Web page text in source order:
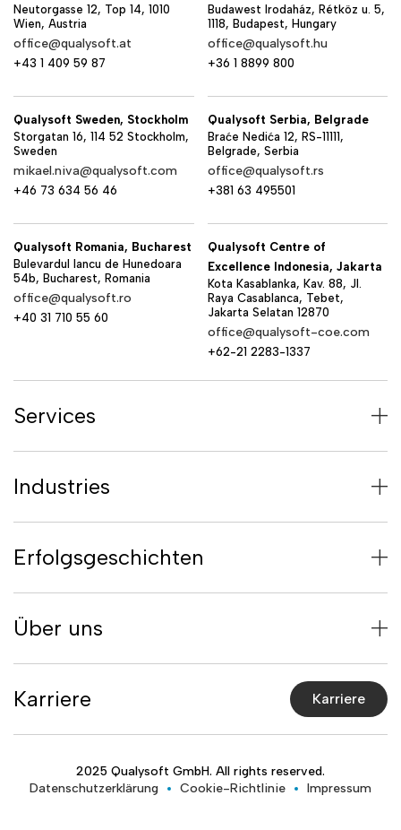
Neutorgasse 12, Top 14, 1010
Wien, Austria
office@qualysoft.at
+43 1 409 59 87
Budawest Irodaház, Rétköz u. 5,
1118, Budapest, Hungary
office@qualysoft.hu
+36 1 8899 800
Qualysoft Sweden, Stockholm
Storgatan 16, 114 52 Stockholm,
Sweden
mikael.niva@qualysoft.com
+46 73 634 56 46
Qualysoft Serbia, Belgrade
Braće Nedića 12, RS-11111,
Belgrade, Serbia
office@qualysoft.rs
+381 63 495501
Qualysoft Romania, Bucharest
Bulevardul Iancu de Hunedoara
54b, Bucharest, Romania
office@qualysoft.ro
+40 31 710 55 60
Qualysoft Centre of
Excellence Indonesia, Jakarta
Kota Kasablanka, Kav. 88, Jl.
Raya Casablanca, Tebet,
Jakarta Selatan 12870
office@qualysoft-coe.com
+62-21 2283-1337
Services
Industries
Erfolgsgeschichten
Über uns
Karriere Karriere
2025 Qualysoft GmbH. All rights reserved.
Datenschutzerklärung
Cookie-Richtlinie Impressum